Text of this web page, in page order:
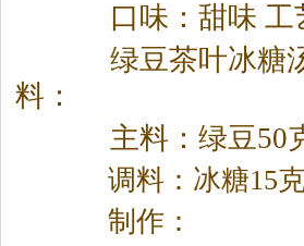
口味：甜味 工
绿豆茶叶冰糖
料：
主料：绿豆50
调料：冰糖15
制作：